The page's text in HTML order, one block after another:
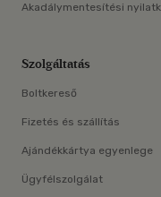
Akadálymentesítési
Szolgáltatás
Boltkereső
Fizetés és szállítás
Ajándékkártya egyenlege
Ügyfélszolgálat